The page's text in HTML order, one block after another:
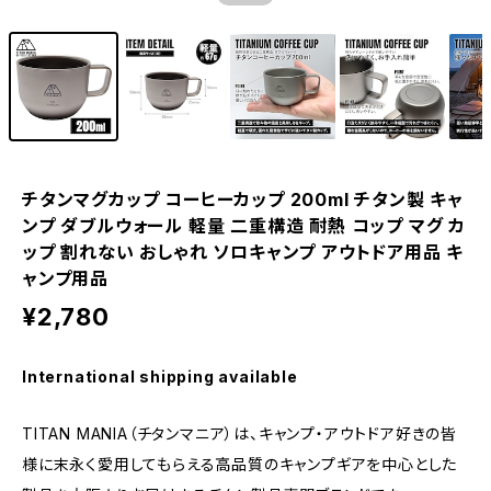
チタンマグカップ コーヒーカップ 200ml チタン製 キャ
ンプ ダブルウォール 軽量 二重構造 耐熱 コップ マグ カ
ップ 割れない おしゃれ ソロキャンプ アウトドア用品 キ
ャンプ用品
¥2,780
International shipping available
TITAN MANIA（チタンマニア）は、キャンプ・アウトドア好きの皆
様に末永く愛用してもらえる高品質のキャンプギアを中心とした